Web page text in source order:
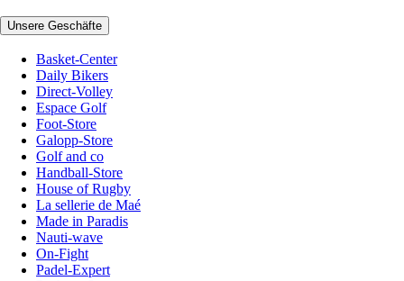
Unsere Geschäfte
Basket-Center
Daily Bikers
Direct-Volley
Espace Golf
Foot-Store
Galopp-Store
Golf and co
Handball-Store
House of Rugby
La sellerie de Maé
Made in Paradis
Nauti-wave
On-Fight
Padel-Expert